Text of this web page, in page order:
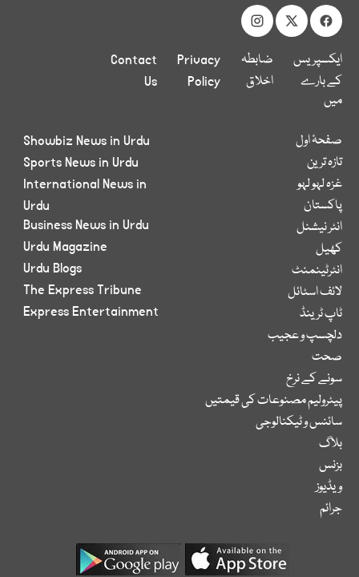
ایکسپریس
کے بارے
میں
ضابطہ
اخلاق
Privacy
Policy
Contact
Us
صفحۂ اول
تازہ ترین
غزہ لہو لہو
پاکستان
انٹر نیشنل
کھیل
انٹرٹینمنٹ
لائف اسٹائل
ٹاپ ٹرینڈ
دلچسپ و عجیب
صحت
سونے کے نرخ
پیٹرولیم مصنوعات کی قیمتیں
سائنس و ٹیکنالوجی
بلاگ
بزنس
ویڈیوز
جرائم
Showbiz News in Urdu
Sports News in Urdu
International News in
Urdu
Business News in Urdu
Urdu Magazine
Urdu Blogs
The Express Tribune
Express Entertainment